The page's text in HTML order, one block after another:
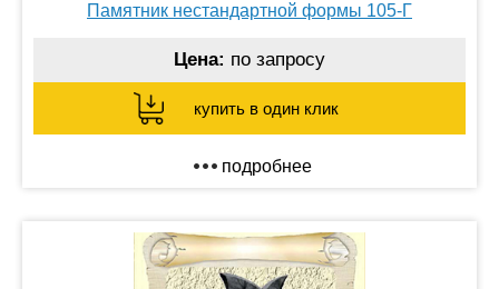
Памятник нестандартной формы 105-Г
Цена: по запросу
купить в один клик
подробнее